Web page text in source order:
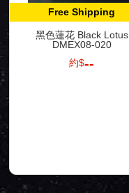
Free Shipping
黑色蓮花 Black Lotus
DMEX08-020
約$--